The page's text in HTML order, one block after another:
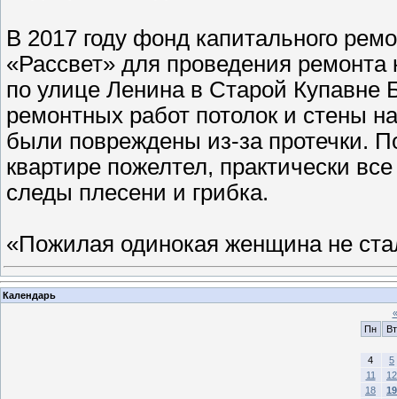
В 2017 году фонд капитального
«Рассвет» для проведения
по улице Ленина в Старой Купавне
ремонтных работ потолок и стены
были повреждены из-за протечки.
квартире пожелтел, практически
следы плесени и грибка.
«Пожилая одинокая женщина не
Календарь
«
Пн
Вт
4
5
11
12
18
19